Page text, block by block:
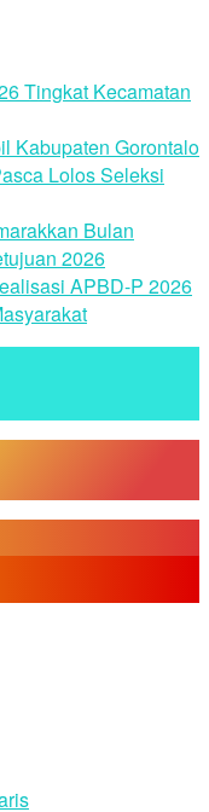
Tingkat Kecamatan
Kabupaten Gorontalo
Lolos Seleksi
Bulan
2026
APBD-P 2026